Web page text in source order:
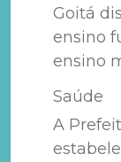
Goitá
ensino
ensino
Saúde
A